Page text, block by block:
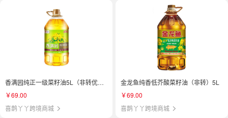
香满园纯正一级菜籽油5L（非转优选）
￥69.00
喜鹊丫丫跨境商城
金龙鱼纯香低芥酸菜籽油（非转）5L
￥69.00
喜鹊丫丫跨境商城